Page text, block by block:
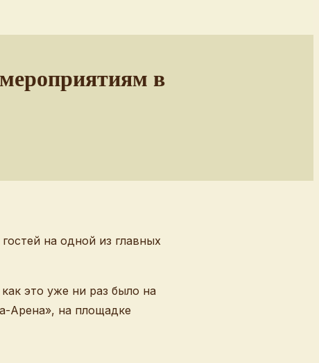
в
на одной из главных
это уже ни раз было на
Арена», на площадке